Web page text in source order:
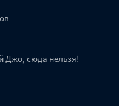
Джо, сюда нельзя!